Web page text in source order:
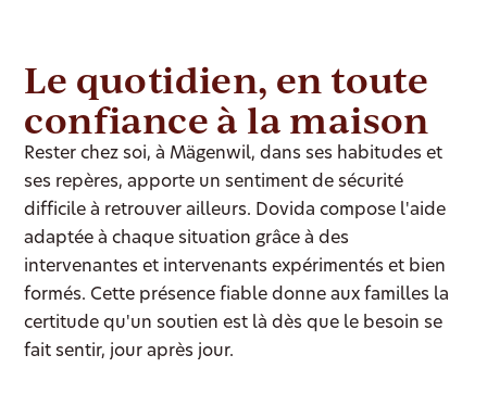
Le quotidien, en toute
confiance à la maison
Rester chez soi, à Mägenwil, dans ses habitudes et
ses repères, apporte un sentiment de sécurité
difficile à retrouver ailleurs. Dovida compose l'aide
adaptée à chaque situation grâce à des
intervenantes et intervenants expérimentés et bien
formés. Cette présence fiable donne aux familles la
certitude qu'un soutien est là dès que le besoin se
fait sentir, jour après jour.